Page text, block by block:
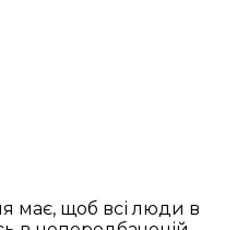
має, щоб всі люди в